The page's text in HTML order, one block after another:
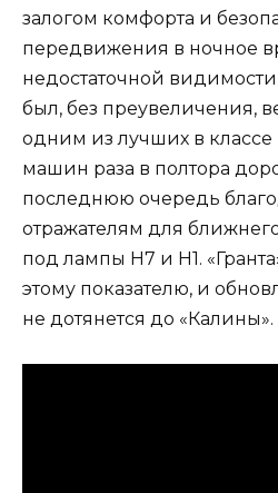
залогом комфорта и
передвижения в ночное
недостаточной
был, без преувеличения,
одним из лучших в классе
машин раза в полтора
последнюю очередь
отражателям для
под лампы Н7 и Н1.
этому показателю, и
не дотянется до «Калины».